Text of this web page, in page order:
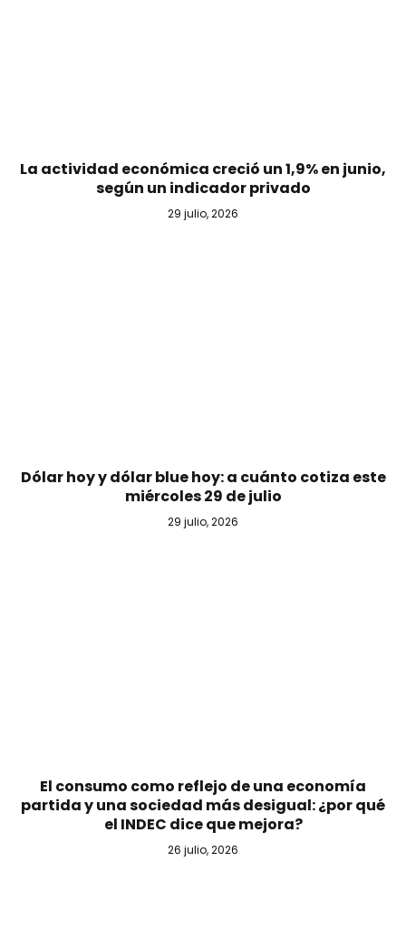
La actividad económica creció un 1,9% en junio,
según un indicador privado
29 julio, 2026
Dólar hoy y dólar blue hoy: a cuánto cotiza este
miércoles 29 de julio
29 julio, 2026
El consumo como reflejo de una economía
partida y una sociedad más desigual: ¿por qué
el INDEC dice que mejora?
26 julio, 2026